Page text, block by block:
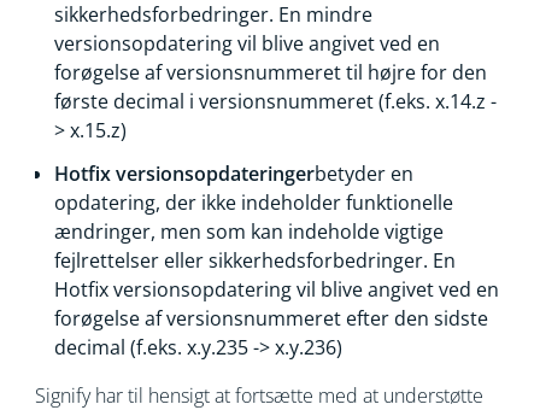
sikkerhedsforbedringer. En mindre
versionsopdatering vil blive angivet ved en
forøgelse af versionsnummeret til højre for den
første decimal i versionsnummeret (f.eks. x.14.z -
> x.15.z)
Hotfix versionsopdateringerbetyder en
opdatering, der ikke indeholder funktionelle
ændringer, men som kan indeholde vigtige
fejlrettelser eller sikkerhedsforbedringer. En
Hotfix versionsopdatering vil blive angivet ved en
forøgelse af versionsnummeret efter den sidste
decimal (f.eks. x.y.235 -> x.y.236)
Signify har til hensigt at fortsætte med at understøtte